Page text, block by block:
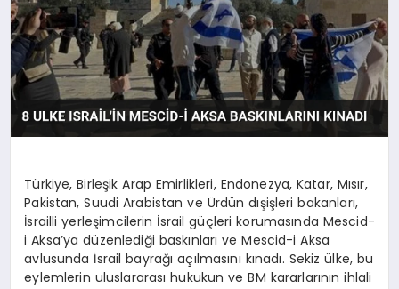
Türkiye, Birleşik Arap Emirlikleri, Endonezya, Katar, Mısır,
Pakistan, Suudi Arabistan ve Ürdün dışişleri bakanları,
İsrailli yerleşimcilerin İsrail güçleri korumasında Mescid-
i Aksa’ya düzenlediği baskınları ve Mescid-i Aksa
avlusunda İsrail bayrağı açılmasını kınadı. Sekiz ülke, bu
eylemlerin uluslararası hukukun ve BM kararlarının ihlali